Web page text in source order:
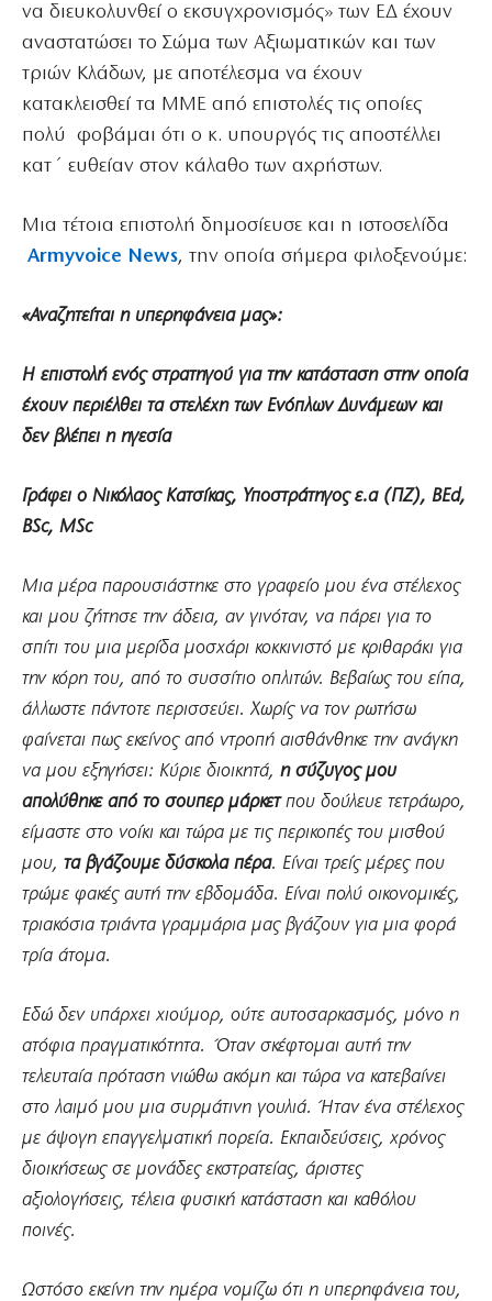
να διευκολυνθεί ο εκσυγχρονισμός» των ΕΔ έχουν
αναστατώσει το Σώμα των Αξιωματικών και των
τριών Κλάδων, με αποτέλεσμα να έχουν
κατακλεισθεί τα ΜΜΕ από επιστολές τις οποίες
πολύ φοβάμαι ότι ο κ. υπουργός τις αποστέλλει
κατ΄ ευθείαν στον κάλαθο των αχρήστων.
Μια τέτοια επιστολή δημοσίευσε και η ιστοσελίδα
Armyvoice News, την οποία σήμερα φιλοξενούμε:
«Αναζητείται η υπερηφάνεια μας»:
Η επιστολή ενός στρατηγού για την κατάσταση στην οποία
έχουν περιέλθει τα στελέχη των Ενόπλων Δυνάμεων και
δεν βλέπει η ηγεσία
Γράφει ο Νικόλαος Κατσίκας, Υποστράτηγος ε.α (ΠΖ), BEd,
BSc, MSc
Μια μέρα παρουσιάστηκε στο γραφείο μου ένα στέλεχος
και μου ζήτησε την άδεια, αν γινόταν, να πάρει για το
σπίτι του μια μερίδα μοσχάρι κοκκινιστό με κριθαράκι για
την κόρη του, από το συσσίτιο οπλιτών. Βεβαίως του είπα,
άλλωστε πάντοτε περισσεύει. Χωρίς να τον ρωτήσω
φαίνεται πως εκείνος από ντροπή αισθάνθηκε την ανάγκη
να μου εξηγήσει: Κύριε διοικητά, η σύζυγος μου
απολύθηκε από το σουπερ μάρκετπου δούλευε τετράωρο,
είμαστε στο νοίκι και τώρα με τις περικοπές του μισθού
μου, τα βγάζουμε δύσκολα πέρα. Είναι τρείς μέρες που
τρώμε φακές αυτή την εβδομάδα. Είναι πολύ οικονομικές,
τριακόσια τριάντα γραμμάρια μας βγάζουν για μια φορά
τρία άτομα.
Εδώ δεν υπάρχει χιούμορ, ούτε αυτοσαρκασμός, μόνο η
ατόφια πραγματικότητα. Όταν σκέφτομαι αυτή την
τελευταία πρόταση νιώθω ακόμη και τώρα να κατεβαίνει
στο λαιμό μου μια συρμάτινη γουλιά. Ήταν ένα στέλεχος
με άψογη επαγγελματική πορεία. Εκπαιδεύσεις, χρόνος
διοικήσεως σε μονάδες εκστρατείας, άριστες
αξιολογήσεις, τέλεια φυσική κατάσταση και καθόλου
ποινές.
Ωστόσο εκείνη την ημέρα νομίζω ότι η υπερηφάνεια του,